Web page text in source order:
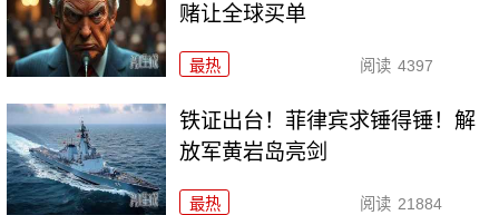
赌让全球买单
最热 阅读 4397
铁证出台！菲律宾求锤得锤！解
放军黄岩岛亮剑
最热 阅读 21884